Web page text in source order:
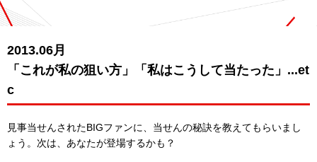
2013.06月
「これが私の狙い方」「私はこうして当たった」...et
c
見事当せんされたBIGファンに、当せんの秘訣を教えてもらいまし
ょう。 次は、あなたが登場するかも？